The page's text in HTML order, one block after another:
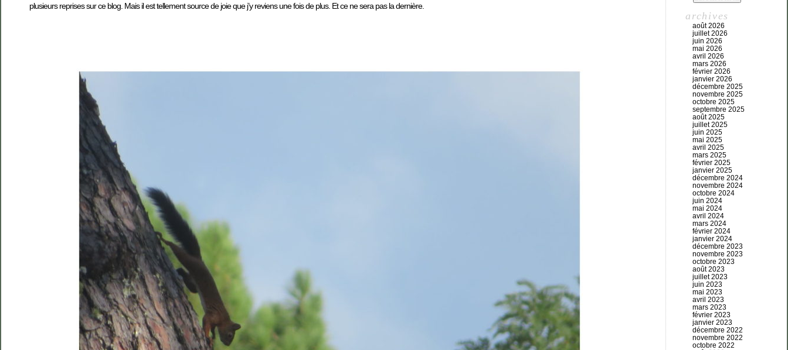
plusieurs reprises sur ce blog. Mais il est tellement source de joie que j’y reviens une fois de plus. Et ce ne sera pas la dernière.
archives
août 2026
juillet 2026
juin 2026
mai 2026
avril 2026
mars 2026
février 2026
janvier 2026
décembre 2025
novembre 2025
octobre 2025
septembre 2025
août 2025
juillet 2025
juin 2025
mai 2025
avril 2025
mars 2025
février 2025
janvier 2025
décembre 2024
novembre 2024
octobre 2024
juin 2024
mai 2024
avril 2024
mars 2024
février 2024
janvier 2024
décembre 2023
novembre 2023
octobre 2023
août 2023
juillet 2023
juin 2023
mai 2023
avril 2023
mars 2023
février 2023
janvier 2023
décembre 2022
novembre 2022
octobre 2022